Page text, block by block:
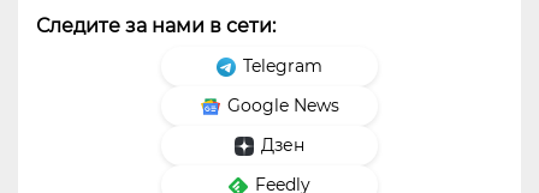
Следите за нами в сети:
Telegram
Google News
Дзен
Feedly